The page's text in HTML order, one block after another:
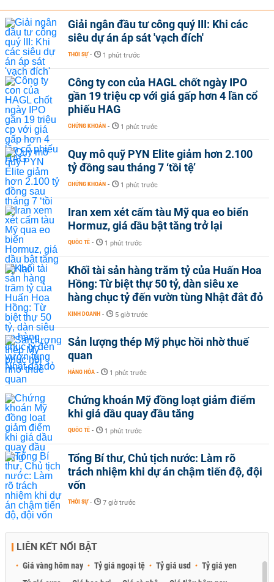
Giải ngân đầu tư công quý III: Khi các
siêu dự án áp sát 'vạch đích'
THỜI SỰ - 1 phút trước
Công ty con của HAGL chốt ngày IPO
gần 19 triệu cp với giá gấp hơn 4 lần cổ
phiếu HAG
CHỨNG KHOÁN - 1 phút trước
Quy mô quỹ PYN Elite giảm hơn 2.100
tỷ đồng sau tháng 7 ‘tồi tệ’
CHỨNG KHOÁN - 1 phút trước
Iran xem xét cấm tàu Mỹ qua eo biển
Hormuz, giá dầu bật tăng trở lại
QUỐC TẾ - 1 phút trước
Khối tài sản hàng trăm tỷ của Huấn Hoa
Hồng: Từ biệt thự 50 tỷ, dàn siêu xe
hàng chục tỷ đến vườn tùng Nhật đắt đỏ
KINH DOANH - 5 giờ trước
Sản lượng thép Mỹ phục hồi nhờ thuế
quan
HÀNG HÓA - 1 phút trước
Chứng khoán Mỹ đồng loạt giảm điểm
khi giá dầu quay đầu tăng
QUỐC TẾ - 1 phút trước
Tổng Bí thư, Chủ tịch nước: Làm rõ
trách nhiệm khi dự án chậm tiến độ, đội
vốn
THỜI SỰ - 7 giờ trước
LIÊN KẾT NỔI BẬT
Giá vàng hôm nay Tỷ giá ngoại tệ Tỷ giá usd
Tỷ giá yen